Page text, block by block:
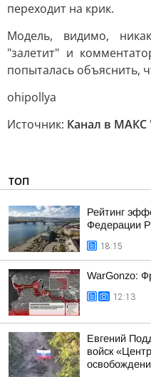
переходит на крик.
Модель, видимо,
"залетит" и
попыталась объяснить,
ohipollya
Источник: Канал в МАКС
ТОП
Рейтинг
Федерации
18:15
WarGonzo:
12:13
Евгений
войск